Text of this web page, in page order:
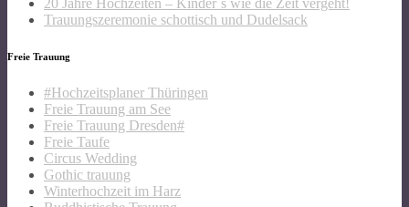
20 Jahre Hochzeiten – Kinder´s wie die Zeit vergeht!
Trauungszeremonie schottisch und Dudelsack
Freie Trauung
#Hochzeitsplaner Thüringen
Freie Trauung am See
Freie Trauung Dresden#
Freie Taufe
Circus Wedding
Gothic trauung
Winterhochzeit im Harz